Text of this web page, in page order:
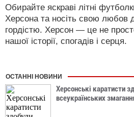
Обирайте яскраві літні
Херсона та носіть свою любов
гордістю. Херсон — це не
нашої історії, спогадів і серця.
ОСТАННІ НОВИНИ
Херсонські каратисти
всеукраїнських